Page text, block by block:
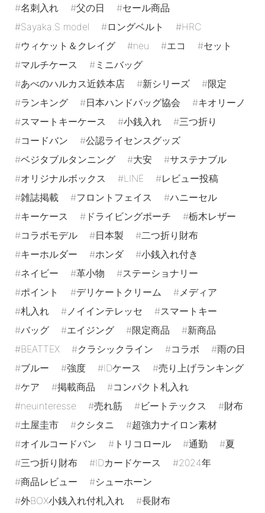
名刺入れ 父の日
セール商品
Sayaka.S model
ロングベルト
HRC
ウィケット＆クレイグ
neu エコ
セット
マルチケース
ミニバッグ
あべのハルカス近鉄本店
新シリーズ
限定
ランキング
日本ハンドバッグ協会
キオリーノ
スマートキーケース
小銭入れ
三つ折り
コードバン
公認ライセンスグッズ
ベジタブルタンニング
大安
サステナブル
オリジナルボックス
LINE
レビュー投稿
雑誌掲載
フロントフェイス
ハニーセル
キーケース
ドライビングポーチ
栃木レザー
コラボモデル
日本製
二つ折り財布
キーホルダー
ホンダ
小銭入れ付き
ネイビー
革小物
ステーショナリー
ポイント
デリケートクリーム
メディア
札入れ
ノイインテレッセ
スマートキー
バッグ
エイジング 限定商品
新商品
BEATTEX
クラシックライン コラボ
雨の日
ブルー
強度 IDケース
売り上げランキング
ケア
掲載商品
コンパクト札入れ
neuinteresse
売れ筋 ビートテックス
財布
土屋圭市
クシタニ
超強力ナイロン素材
オイルコードバン
トリコロール 通勤
夏
三つ折り財布
IDカードケース
2024年
商品レビュー
シューホーン
外BOX小銭入れ付札入れ
長財布